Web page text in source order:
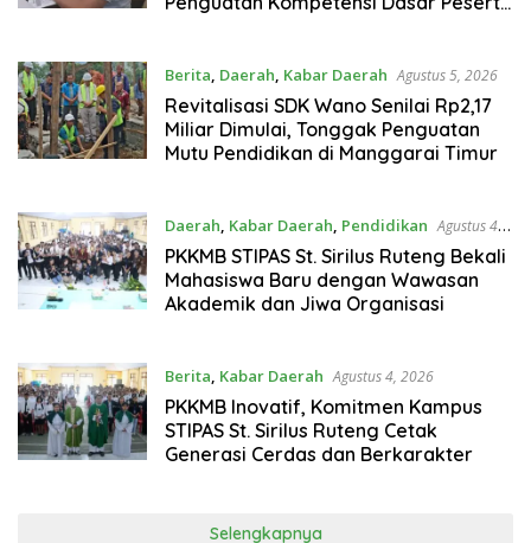
Berita Daerah Kabar Daerah Agustus 5, 2026
Revitalisasi SDK Wano Senilai Rp2,17
Miliar Dimulai, Tonggak Penguatan
Mutu Pendidikan di Manggarai Timur
Daerah Kabar Daerah Pendidikan Agustus 4,
2026
PKKMB STIPAS St. Sirilus Ruteng Bekali
Mahasiswa Baru dengan Wawasan
Akademik dan Jiwa Organisasi
Berita Kabar Daerah Agustus 4, 2026
PKKMB Inovatif, Komitmen Kampus
STIPAS St. Sirilus Ruteng Cetak
Generasi Cerdas dan Berkarakter
Selengkapnya